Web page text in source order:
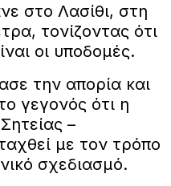
στο Λασίθι, στη
τονίζοντας ότι
οι υποδομές.
την απορία και
γεγονός ότι η
–
με τον τρόπο
σχεδιασμό.